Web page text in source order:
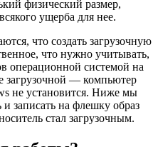
физический размер,
ущерба для нее.
что создать загрузочную
что нужно учитывать,
операционной системой на
загрузочной — компьютер
не установится. Ниже мы
записать на флешку образ
стал загрузочным.